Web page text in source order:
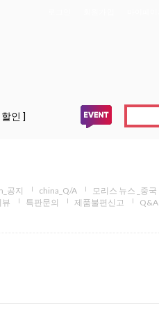
인 ]
공지 china_Q/A 모리스 뉴스 _중국
특판문의 제품불편신고 Q&A